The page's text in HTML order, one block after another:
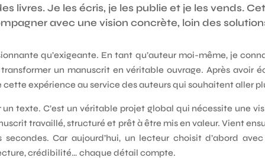
livres. Je les écris, je les publie et je les vends.
avec une vision concrète, loin des
qu’exigeante. En tant qu’auteur moi-même, je
un manuscrit en véritable ouvrage. Après avoir
expérience au service des auteurs qui souhaitent aller
texte. C’est un véritable projet global qui nécessite une
travaillé, structuré et prêt à être mis en valeur. Vient
Car aujourd’hui, un lecteur choisit d’abord
crédibilité… chaque détail compte.